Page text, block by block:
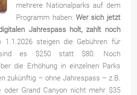
mehrere Nationalparks auf dem
Programm haben: Wer sich jetzt
Jahrespass holt, zahlt noch
1.1.2026 steigen die Gebühren für
es $250 statt $80. Noch
die Erhöhung in einzelnen Parks
zukünftig – ohne Jahrespass – z.B.
oder Grand Canyon nicht mehr $35